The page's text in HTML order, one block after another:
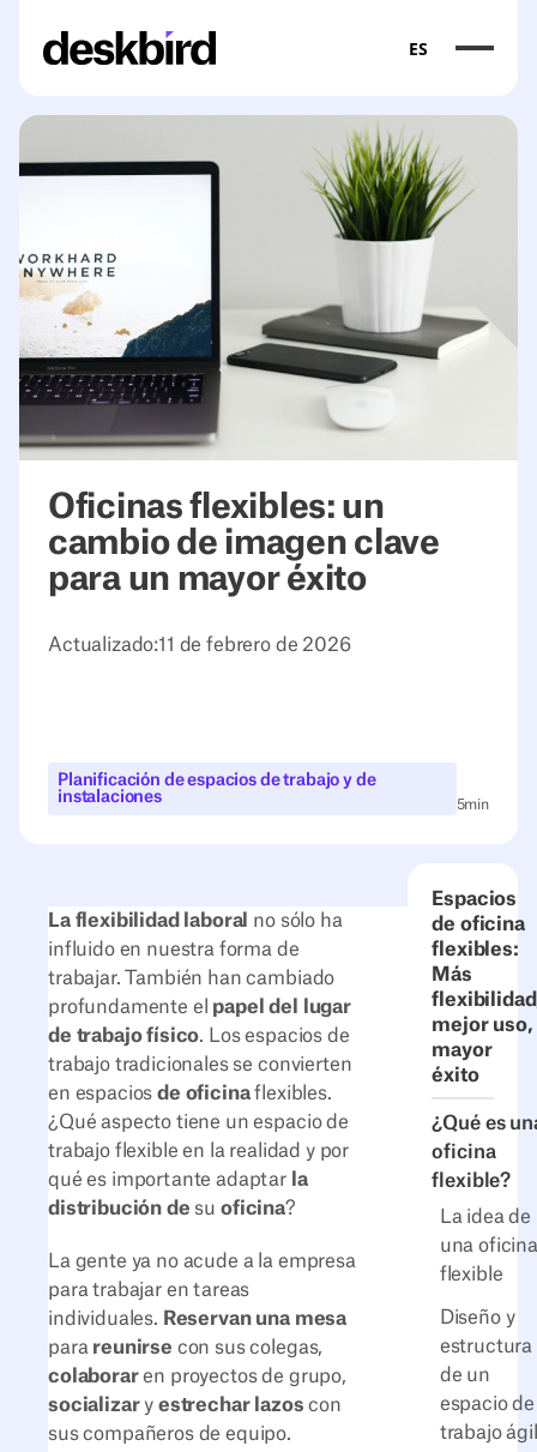
ES
Oficinas flexibles: un
cambio de imagen clave
para un mayor éxito
Actualizado:11 de febrero de 2026
Planificación de espacios de trabajo y de
instalaciones
5min
Espacios
de oficina
flexibles:
Más
mejor uso,
mayor
éxito
¿Qué es
oficina
flexible?
La idea de
una oficina
flexible
Diseño y
estructura
de un
espacio de
trabajo ágil
La flexibilidad laboral no sólo ha
influido en nuestra forma de
trabajar. También han cambiado
profundamente el papel del lugar
de trabajo físico. Los espacios de
trabajo tradicionales se convierten
en espaciosde oficinaflexibles.
¿Qué aspecto tiene un espacio de
trabajo flexible en la realidad y por
qué es importante adaptar la
distribución de su oficina?
La gente ya no acude a la empresa
para trabajar en tareas
individuales. Reservan una mesa
para reunirse con sus colegas,
colaboraren proyectos de grupo,
socializary estrechar lazos con
sus compañeros de equipo.